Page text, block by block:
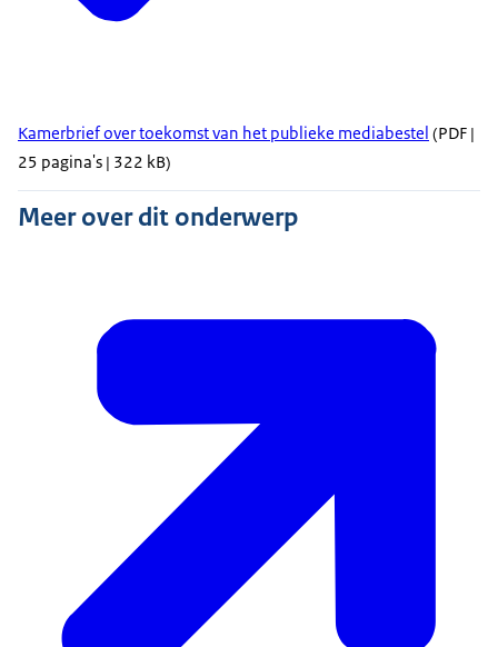
Kamerbrief over toekomst van het publieke mediabestel (PDF |
25 pagina's | 322 kB)
Meer over dit onderwerp